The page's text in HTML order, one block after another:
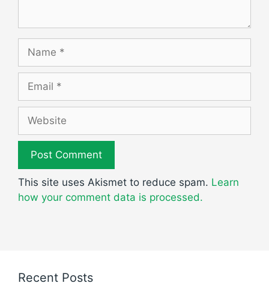
This site uses Akismet to reduce spam. Learn
how your comment data is processed.
Recent Posts